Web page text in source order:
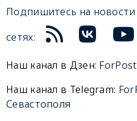
Подпишитесь на
сетях:
Наш канал в Дзен:
Наш канал в Telegram:
Севастополя